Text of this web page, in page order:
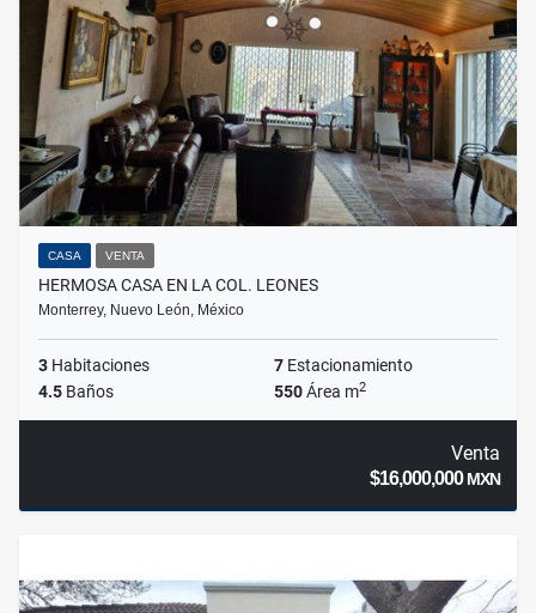
CASA VENTA
HERMOSA CASA EN LA COL. LEONES
Monterrey, Nuevo León, México
3 Habitaciones 7 Estacionamiento
4.5 Baños 550Área m2
Venta
$16,000,000MXN